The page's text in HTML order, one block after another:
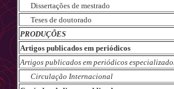
Dissertações de mestrado
Teses de doutorado
PRODUÇÕES
Artigos publicados em periódicos
Artigos publicados em periódicos
Circulação Internacional